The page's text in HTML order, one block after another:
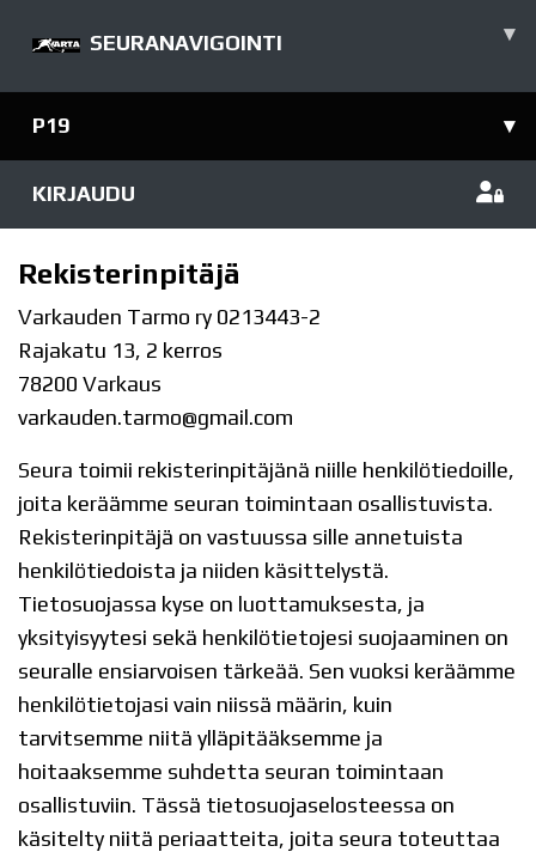
SEURANAVIGOINTI ▾
P19 ▾
KIRJAUDU
Rekisterinpitäjä
Varkauden Tarmo ry 0213443-2
Rajakatu 13, 2 kerros
78200 Varkaus
varkauden.tarmo@gmail.com
Seura toimii rekisterinpitäjänä niille henkilötiedoille,
joita keräämme seuran toimintaan osallistuvista.
Rekisterinpitäjä on vastuussa sille annetuista
henkilötiedoista ja niiden käsittelystä.
Tietosuojassa kyse on luottamuksesta, ja
yksityisyytesi sekä henkilötietojesi suojaaminen on
seuralle ensiarvoisen tärkeää. Sen vuoksi keräämme
henkilötietojasi vain niissä määrin, kuin
tarvitsemme niitä ylläpitääksemme ja
hoitaaksemme suhdetta seuran toimintaan
osallistuviin. Tässä tietosuojaselosteessa on
käsitelty niitä periaatteita, joita seura toteuttaa